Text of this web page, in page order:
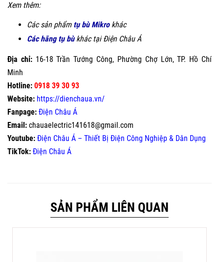
Xem thêm:
Các sản phẩm tụ bù Mikrokhác
Các hãng tụ bùkhác tại Điện Châu Á
Địa chỉ:16-18 Trần Tướng Công, Phường Chợ Lớn, TP. Hồ Chí
Minh
Hotline: 0918 39 30 93
Website: https://dienchaua.vn/
Fanpage: Điện Châu Á
Email: chauaelectric141618@gmail.com
Youtube: Điện Châu Á – Thiết Bị Điện Công Nghiệp & Dân Dụng
TikTok: Điện Châu Á
SẢN PHẨM LIÊN QUAN